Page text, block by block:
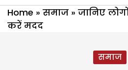
Home » समाज » जानिए
करें मदद
समाज